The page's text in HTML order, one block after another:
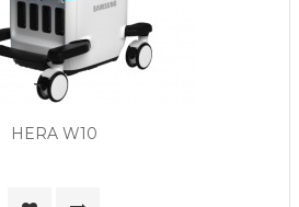
HERA W10